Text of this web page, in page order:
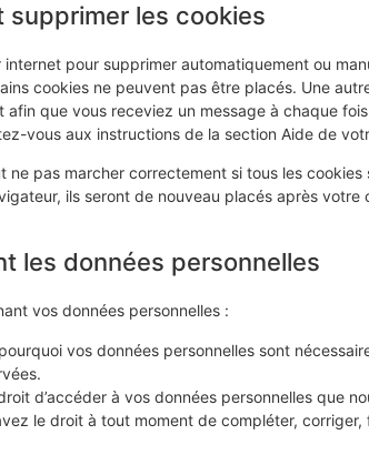
les cookies
pour supprimer automatiquement ou
cookies ne peuvent pas être placés. Une
que vous receviez un message à chaque
vous aux instructions de la section Aide de
ne pas marcher correctement si tous les
ils seront de nouveau placés après votre
les données personnelles
vos données personnelles :
vos données personnelles sont
d’accéder à vos données personnelles que
le droit à tout moment de compléter,